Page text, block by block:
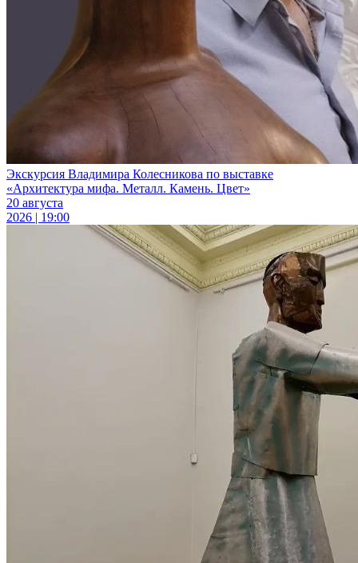
Экскурсия Владимира Колесникова по выставке
«Архитектура мифа. Металл. Камень. Цвет»
20 августа
2026 | 19:00